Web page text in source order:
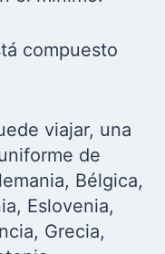
compuesto
viajar, una
de
Bélgica,
Eslovenia,
Grecia,